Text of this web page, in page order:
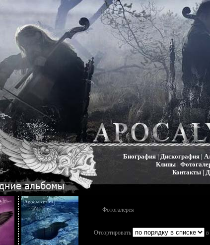
Биография|Дискография |
Клипы|
Контакты |
Фотогалерея
Отсортировать в